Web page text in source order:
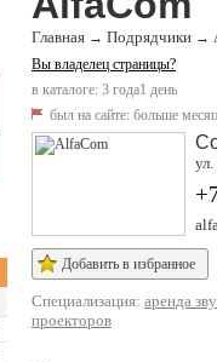
Главная → Подрядчики →
Вы владелец страницы?
в каталоге: 3 года1 день
был на сайте: больше
Добавить в избранное
Специализация: аренда
проекторов